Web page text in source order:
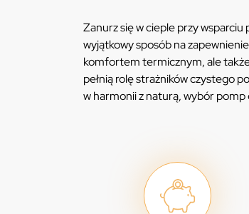
Zanurz się w cieple przy wsparciu
wyjątkowy sposób na
komfortem termicznym, ale
pełnią rolę strażników czystego
w harmonii z naturą, wybór pomp